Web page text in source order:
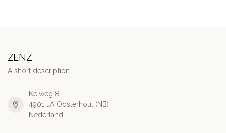
ZENZ
A short description
Keiweg 8
4901 JA Oosterhout (NB)
Nederland